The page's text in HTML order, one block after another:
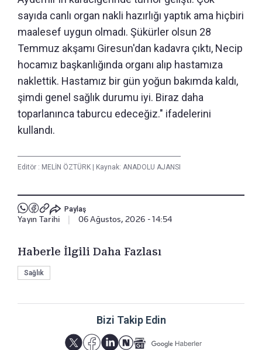
sayıda canlı organ nakli hazırlığı yaptık ama hiçbiri
maalesef uygun olmadı. Şükürler olsun 28
Temmuz akşamı Giresun'dan kadavra çıktı, Necip
hocamız başkanlığında organı alıp hastamıza
naklettik. Hastamız bir gün yoğun bakımda kaldı,
şimdi genel sağlık durumu iyi. Biraz daha
toparlanınca taburcu edeceğiz." ifadelerini
kullandı.
Editör : MELİN ÖZTÜRK Kaynak: ANADOLU AJANSI
Paylaş
Yayın Tarihi 06 Ağustos, 2026 - 14:54
Haberle İlgili Daha Fazlası
Sağlık
Bizi Takip Edin